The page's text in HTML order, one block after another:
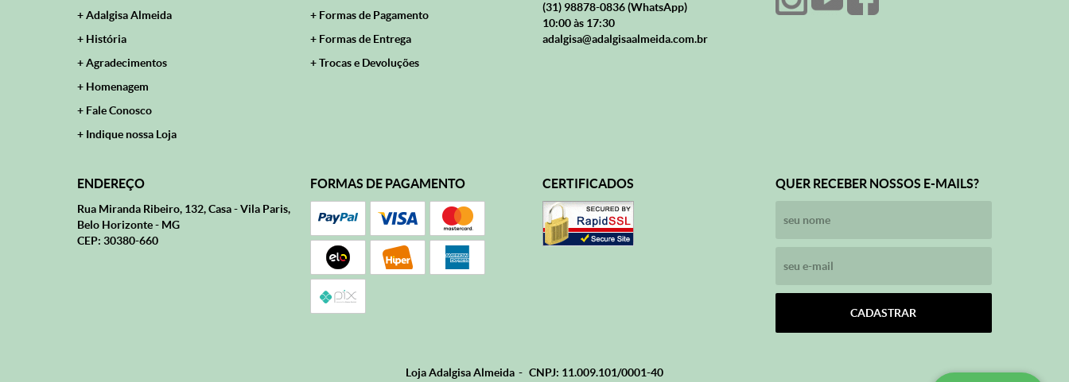
Adalgisa Almeida
História
Agradecimentos
Homenagem
Fale Conosco
Indique nossa Loja
Formas de Pagamento
Formas de Entrega
Trocas e Devoluções
(31) 98878-0836(WhatsApp)
10:00 às 17:30
adalgisa@adalgisaalmeida.com.br
ENDEREÇO
Rua Miranda Ribeiro, 132, Casa-Vila Paris,
Belo Horizonte- MG
CEP: 30380-660
FORMAS DE PAGAMENTO CERTIFICADOS QUER RECEBER NOSSOS E-MAILS?
CADASTRAR
Loja Adalgisa Almeida CNPJ: 11.009.101/0001-40